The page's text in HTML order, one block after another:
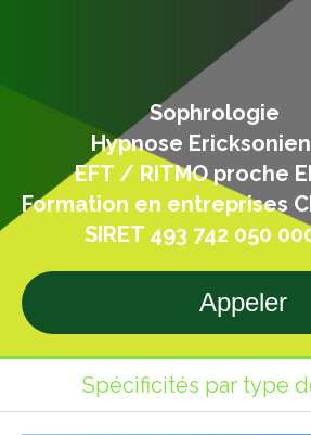
Sophrologie
Hypnose
EFT / RITMO proche
Formation en entreprises
SIRET 493 742 050
Appeler
Spécificités par type